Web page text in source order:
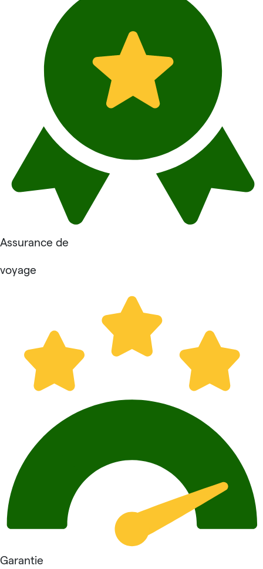
Assurance de
voyage
Garantie